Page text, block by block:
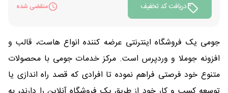
دریافت کد تخفیف منقضی شده
جومی یک فروشگاه اینترنتی عرضه کننده انواع هاست، قالب و
افزونه جوملا و وردپرس است. مرکز خدمات جومی با محصولات
متنوع خود فرصتی فراهم نموده تا افرادی که قصد راه اندازی یا